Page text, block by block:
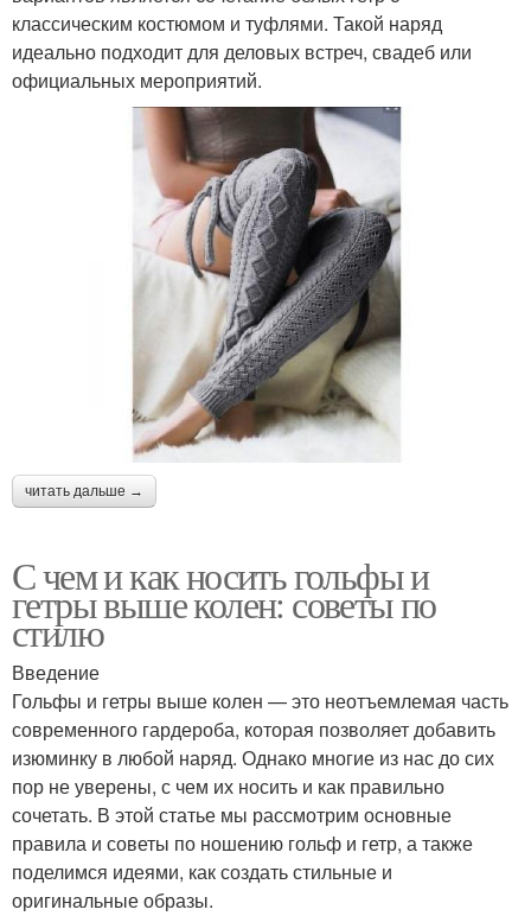
классическим костюмом и туфлями. Такой наряд
идеально подходит для деловых встреч, свадеб или
официальных мероприятий.
читать дальше →
С чем и как носить гольфы и
гетры выше колен: советы по
стилю
Введение
Гольфы и гетры выше колен — это неотъемлемая часть
современного гардероба, которая позволяет добавить
изюминку в любой наряд. Однако многие из нас до сих
пор не уверены, с чем их носить и как правильно
сочетать. В этой статье мы рассмотрим основные
правила и советы по ношению гольф и гетр, а также
поделимся идеями, как создать стильные и
оригинальные образы.